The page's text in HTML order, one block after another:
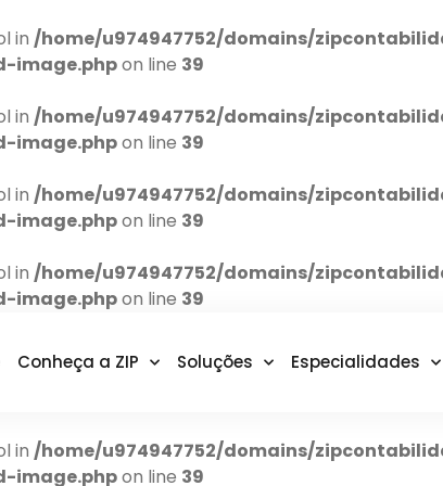
in /home/u974947752/domains/
image.phpon line 39
in /home/u974947752/domains/
image.phpon line 39
in /home/u974947752/domains/
image.phpon line 39
in /home/u974947752/domains/
image.phpon line 39
Conheça a ZIP Soluções Especialidades
in /home/u974947752/domains/
image.phpon line 39